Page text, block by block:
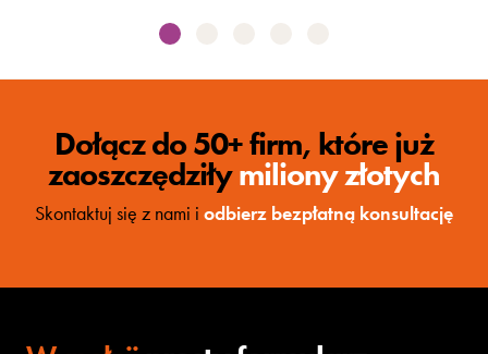
Dołącz do 50+ firm, które już
zaoszczędziłymiliony złotych
Skontaktuj się z nami i odbierz bezpłatną konsultację